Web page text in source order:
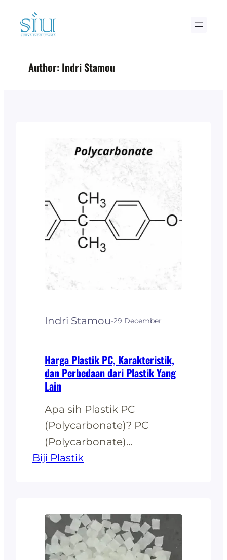
Author: Indri Stamou
Indri Stamou·29 December
Harga Plastik PC, Karakteristik,
dan Perbedaan dari Plastik Yang
Lain
Apa sih Plastik PC
(Polycarbonate)? PC
(Polycarbonate)
merupakan plastik paling
nomor 7. Polikarbonat ini
secara alamiah memiliki
sifat tembus pandang dan
Biji Plastik